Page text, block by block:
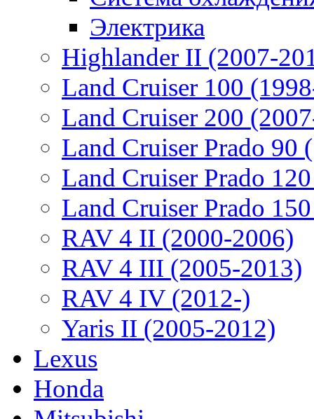
Электрика
Highlander II (2007-
Land Cruiser 100
Land Cruiser 200
Land Cruiser Prado 90
Land Cruiser Prado
Land Cruiser Prado
RAV 4 II (2000-2006)
RAV 4 III (2005-2013)
RAV 4 IV (2012-)
Yaris II (2005-2012)
Lexus
Honda